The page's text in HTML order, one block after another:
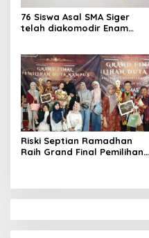
76 Siswa Asal SMA Siger
telah diakomodir Enam
Riski Septian Ramadhan
Raih Grand Final Pemilihan